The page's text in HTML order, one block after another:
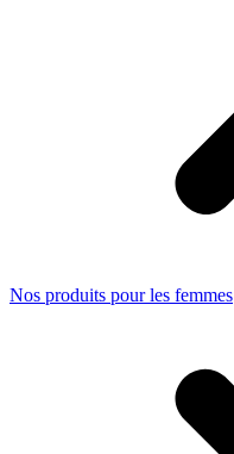
Nos produits pour les femmes